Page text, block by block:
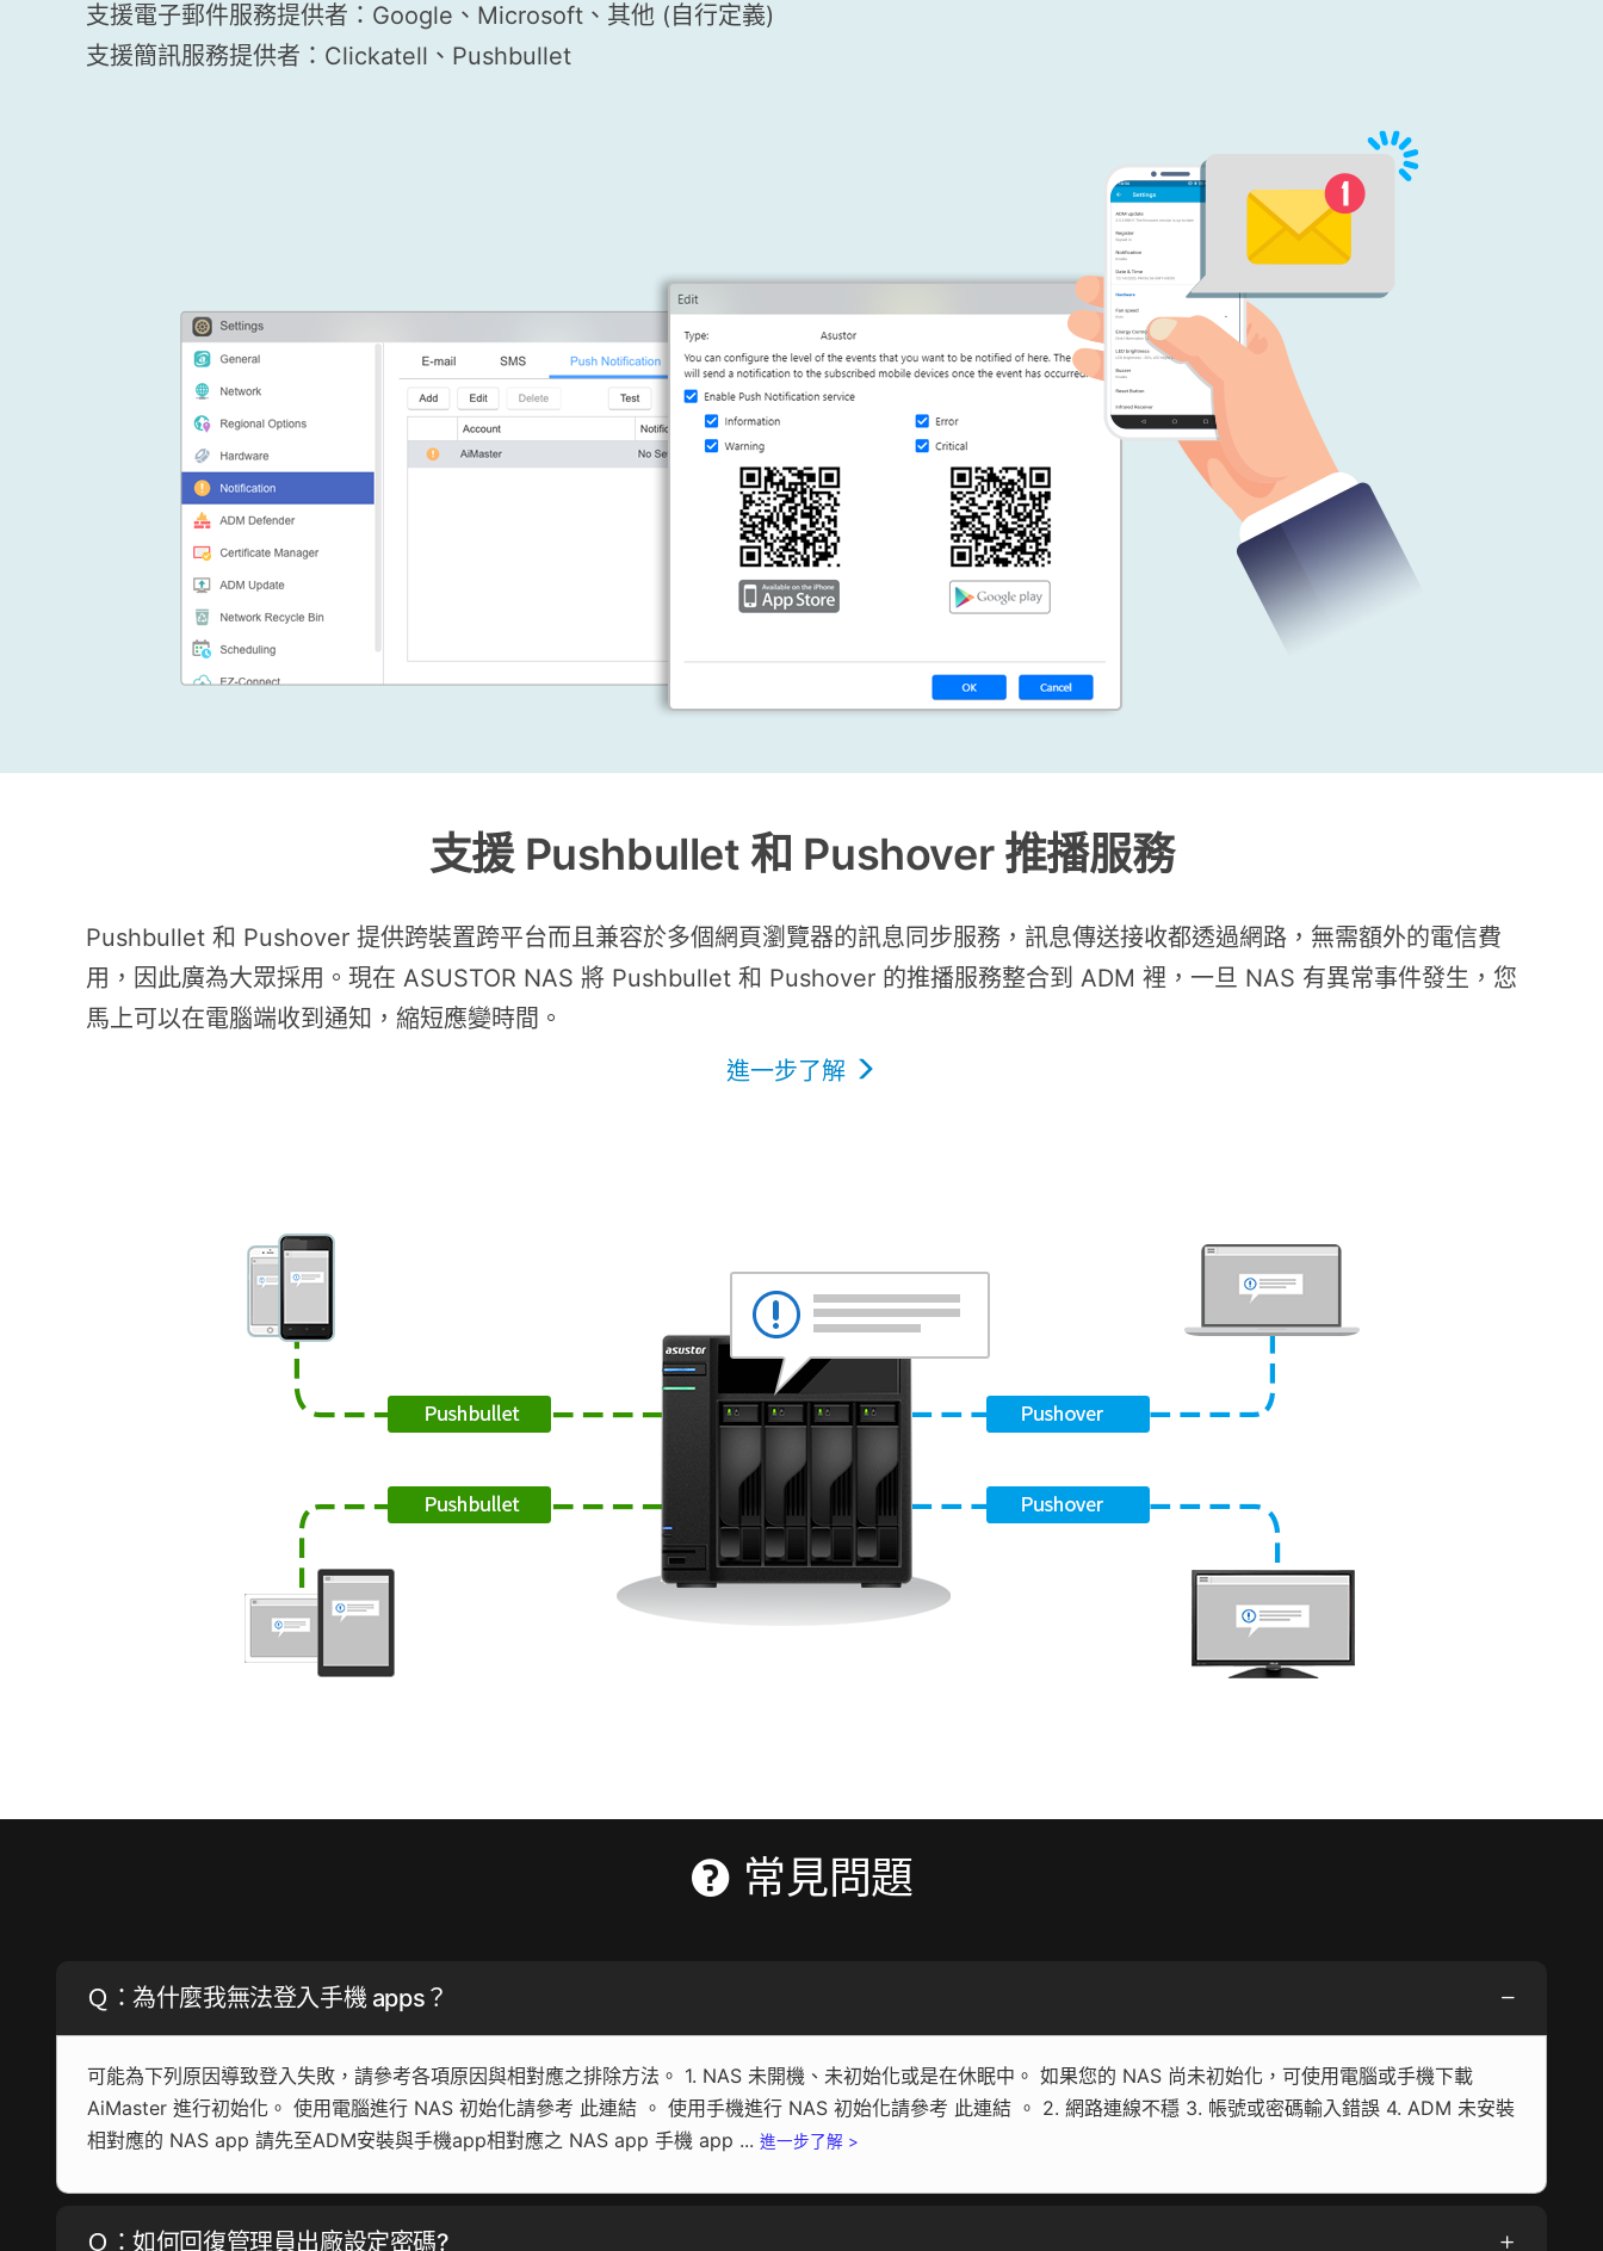
支援電子郵件服務提供者：Google、Microsoft、其他 (自行定義)
支援簡訊服務提供者：Clickatell、Pushbullet
支援 Pushbullet 和 Pushover 推播服務
Pushbullet 和 Pushover 提供跨裝置跨平台而且兼容於多個網頁瀏覽器的訊息同步服務，訊息傳送接收都透過網路，無需額外的電信費
用，因此廣為大眾採用。現在 ASUSTOR NAS 將 Pushbullet 和 Pushover 的推播服務整合到 ADM 裡，一旦 NAS 有異常事件發生，您
馬上可以在電腦端收到通知，縮短應變時間。
進一步了解
常見問題
Ｑ：為什麼我無法登入手機 apps？
可能為下列原因導致登入失敗，請參考各項原因與相對應之排除方法。 1. NAS 未開機、未初始化或是在休眠中。 如果您的 NAS 尚未初始化，可使用電腦或手機下載
AiMaster 進行初始化。 使用電腦進行 NAS 初始化請參考 此連結 。 使用手機進行 NAS 初始化請參考 此連結 。 2. 網路連線不穩 3. 帳號或密碼輸入錯誤 4. ADM 未安裝
相對應的 NAS app 請先至ADM安裝與手機app相對應之 NAS app 手機 app ... 進一步了解 >
Ｑ：如何回復管理員出廠設定密碼?